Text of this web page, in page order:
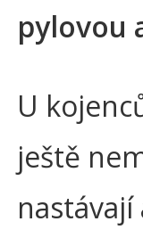
pylovou
U
ještě